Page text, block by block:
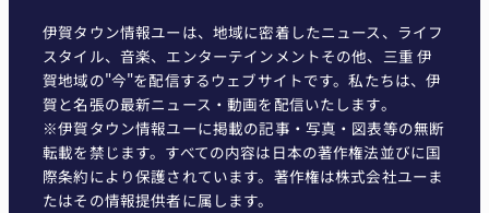
伊賀タウン情報ユーは、地域に密着したニュース、ライフ
スタイル、音楽、エンターテインメントその他、三重 伊
賀地域の"今"を配信するウェブサイトです。私たちは、伊
賀と名張の最新ニュース・動画を配信いたします。
※伊賀タウン情報ユーに掲載の記事・写真・図表等の無断
転載を禁じます。すべての内容は日本の著作権法並びに国
際条約により保護されています。著作権は株式会社ユーま
たはその情報提供者に属します。